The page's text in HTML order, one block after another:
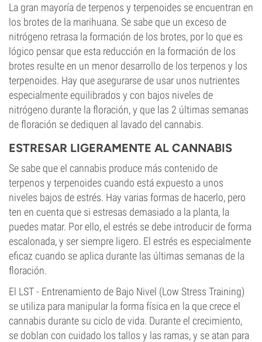
La gran mayoría de terpenos y terpenoides se encuentran en
los brotes de la marihuana. Se sabe que un exceso de
nitrógeno retrasa la formación de los brotes, por lo que es
lógico pensar que esta reducción en la formación de los
brotes resulte en un menor desarrollo de los terpenos y los
terpenoides. Hay que asegurarse de usar unos nutrientes
especialmente equilibrados y con bajos niveles de
nitrógeno durante la floración, y que las 2 últimas semanas
de floración se dediquen al lavado del cannabis.
ESTRESAR LIGERAMENTE AL CANNABIS
Se sabe que el cannabis produce más contenido de
terpenos y terpenoides cuando está expuesto a unos
niveles bajos de estrés. Hay varias formas de hacerlo, pero
ten en cuenta que si estresas demasiado a la planta, la
puedes matar. Por ello, el estrés se debe introducir de forma
escalonada, y ser siempre ligero. El estrés es especialmente
eficaz cuando se aplica durante las últimas semanas de la
floración.
El LST - Entrenamiento de Bajo Nivel (Low Stress Training)
se utiliza para manipular la forma física en la que crece el
cannabis durante su ciclo de vida. Durante el crecimiento,
se doblan con cuidado los tallos y las ramas, y se atan para